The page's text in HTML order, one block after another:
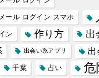
ール ログイン スマホ
ン 作り方 出
出会い系アプリ 出
千葉 占い 危